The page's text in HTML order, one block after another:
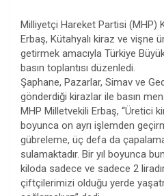
Milliyetçi Hareket Partisi (MHP)
Erbaş, Kütahyalı kiraz ve vişne
getirmek amacıyla Türkiye
basın toplantısı düzenledi.
Şaphane, Pazarlar, Simav ve
gönderdiği kirazlar ile basın
MHP Milletvekili Erbaş, “Üretici
boyunca on ayrı işlemden
gübreleme, üç defa da
sulamaktadır. Bir yıl boyunca
kiloda sadece ve sadece 2
çiftçilerimizi olduğu yerde